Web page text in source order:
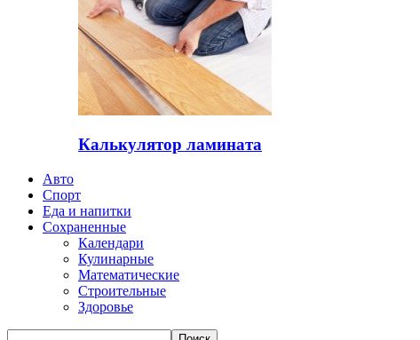
Калькулятор ламината
Авто
Спорт
Еда и напитки
Сохраненные
Календари
Кулинарные
Математические
Строительные
Здоровье